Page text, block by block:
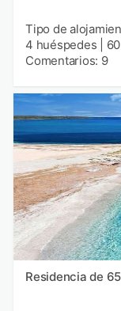
Tipo de
4 huéspedes
Comentarios: 9
Residencia de